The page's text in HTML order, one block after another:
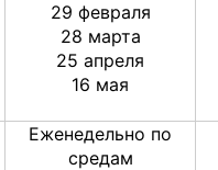
29 февраля
28 марта
25 апреля
16 мая
Еженедельно по
средам